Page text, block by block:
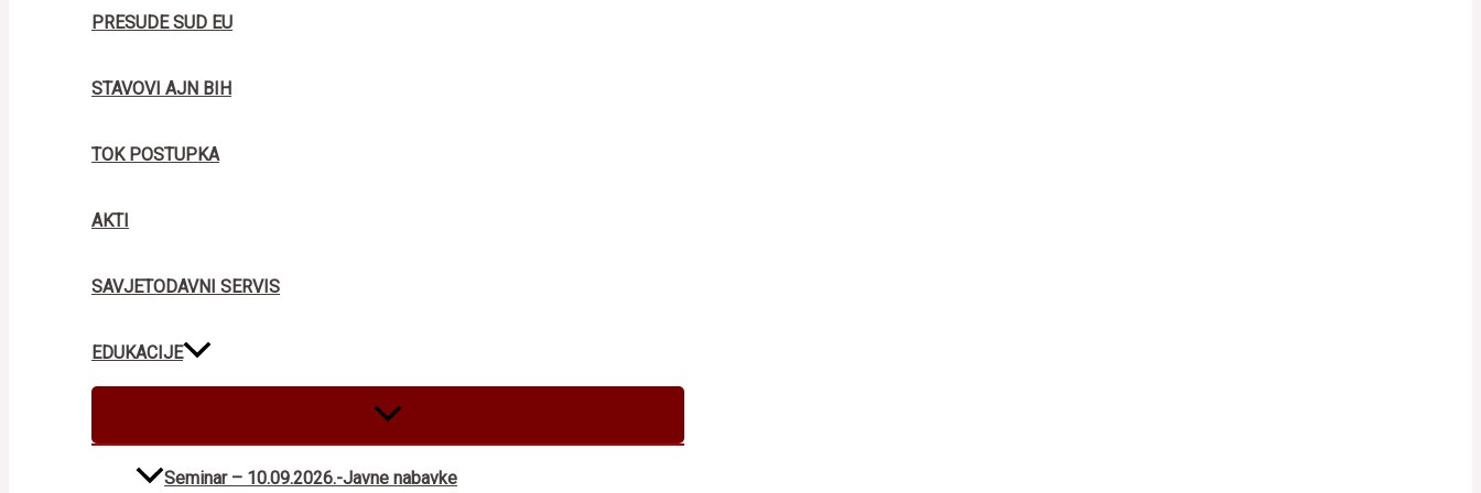
PRESUDE SUD EU
STAVOVI AJN BIH
TOK POSTUPKA
AKTI
SAVJETODAVNI SERVIS
EDUKACIJE
MENU
TOGGLE
Seminar – 10.09.2026.-Javne nabavke